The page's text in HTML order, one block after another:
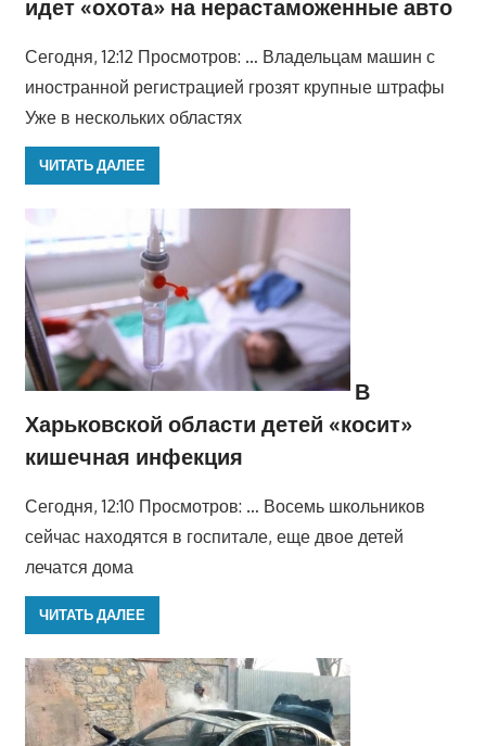
идет «охота» на нерастаможенные авто
Сегодня, 12:12 Просмотров: … Владельцам машин с
иностранной регистрацией грозят крупные штрафы
Уже в нескольких областях
ЧИТАТЬ ДАЛЕЕ
В
Харьковской области детей «косит»
кишечная инфекция
Сегодня, 12:10 Просмотров: … Восемь школьников
сейчас находятся в госпитале, еще двое детей
лечатся дома
ЧИТАТЬ ДАЛЕЕ